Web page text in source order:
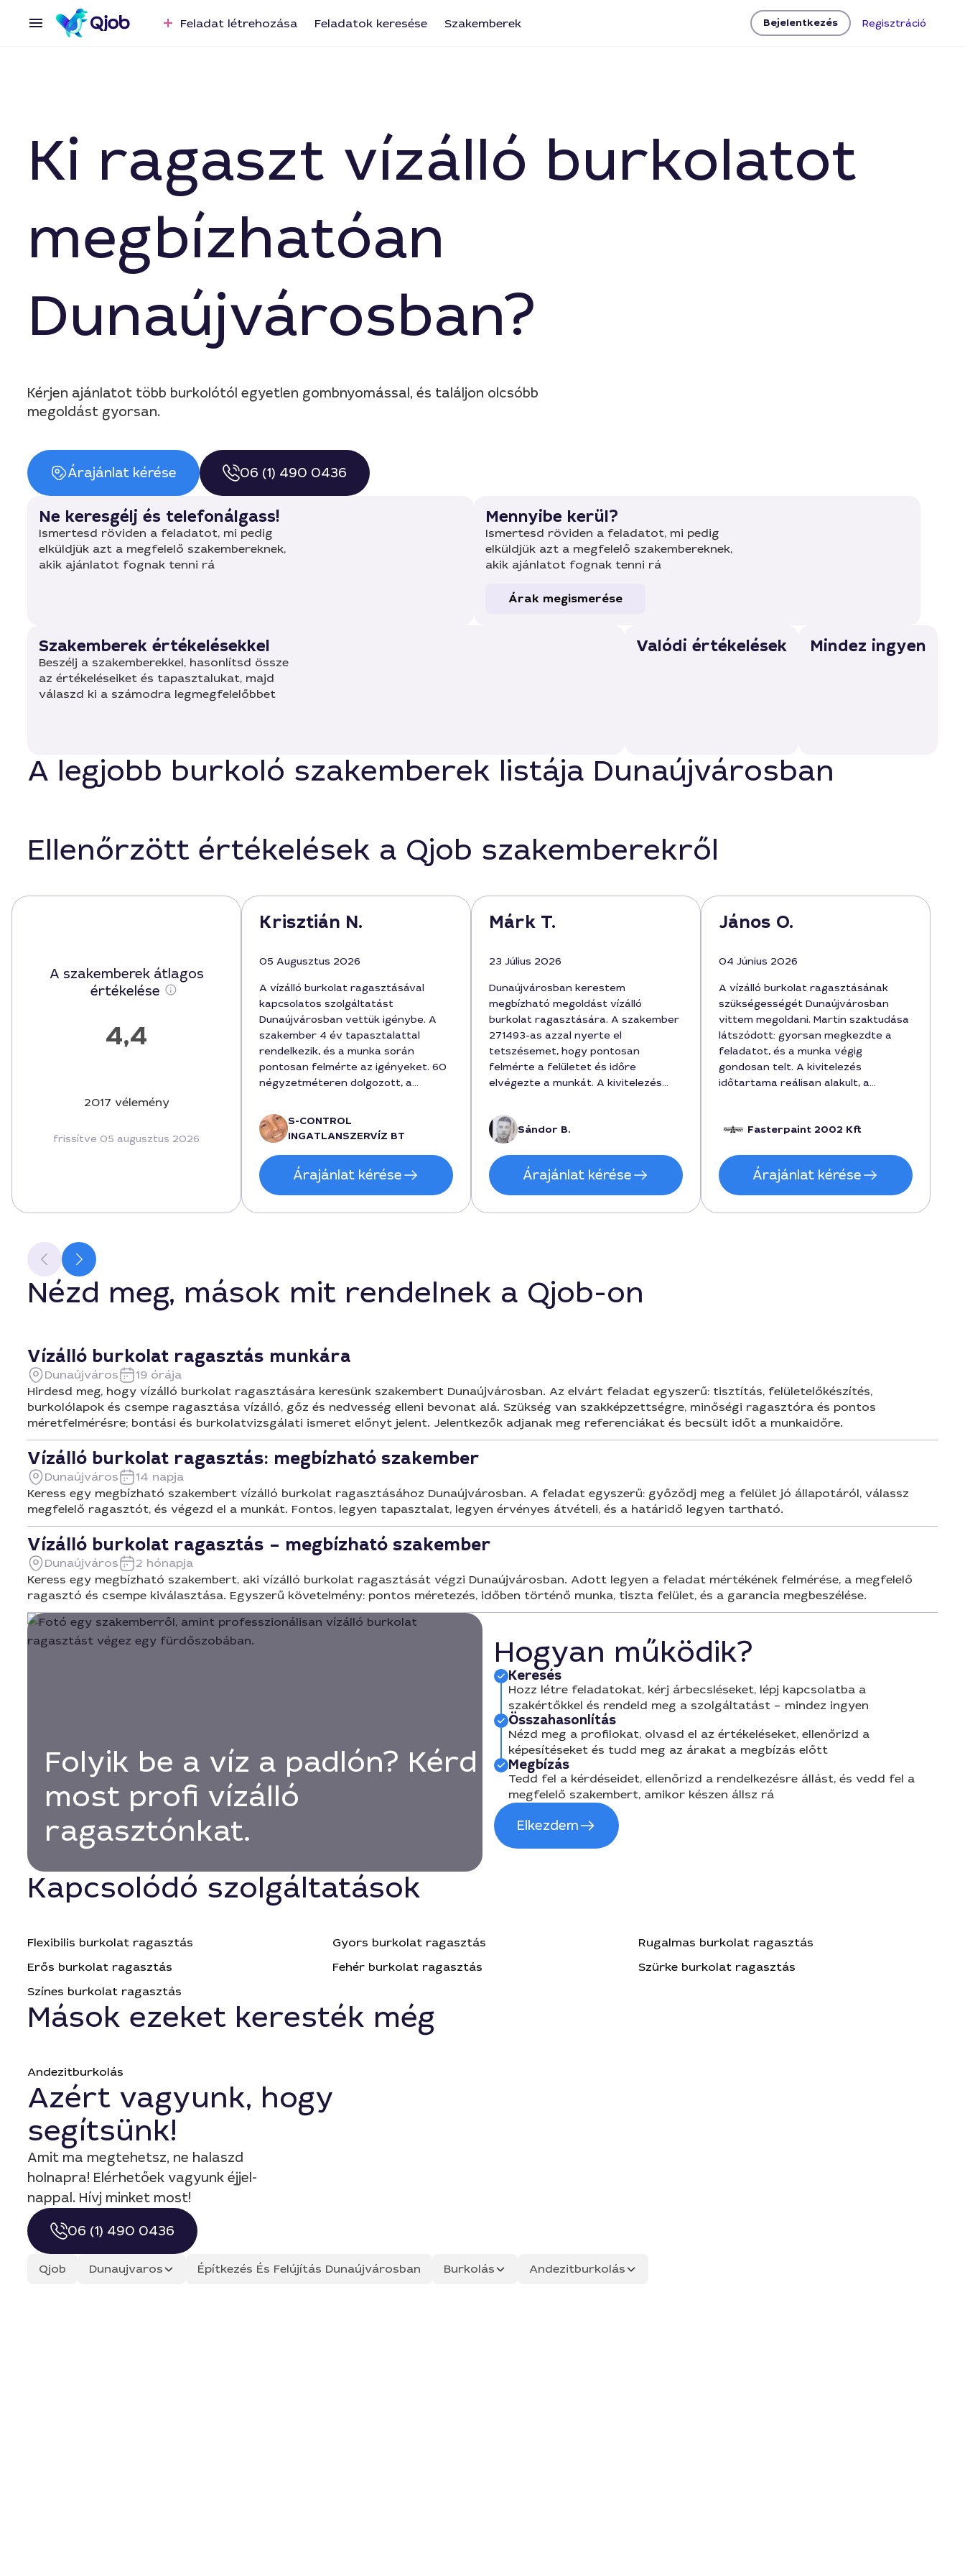
Feladat létrehozása Feladatok keresése Szakemberek Bejelentkezés Regisztráció
Ki ragaszt vízálló burkolatot
megbízhatóan
Dunaújvárosban?
Kérjen ajánlatot több burkolótól egyetlen gombnyomással, és találjon olcsóbb
megoldást gyorsan.
Árajánlat kérése 06 (1) 490 0436
Ne keresgélj és telefonálgass!
Ismertesd röviden a feladatot, mi pedig
elküldjük azt a megfelelő szakembereknek,
akik ajánlatot fognak tenni rá
Mennyibe kerül?
Ismertesd röviden a feladatot, mi pedig
elküldjük azt a megfelelő szakembereknek,
akik ajánlatot fognak tenni rá
Árak megismerése
Szakemberek értékelésekkel
Beszélj a szakemberekkel, hasonlítsd össze
az értékeléseiket és tapasztalukat, majd
válaszd ki a számodra legmegfelelőbbet
Valódi értékelések Mindez ingyen
A legjobb burkoló szakemberek listája Dunaújvárosban
Ellenőrzött értékelések a Qjob szakemberekről
A szakemberek átlagos
értékelése
4,4
2017 vélemény
frissítve 05 augusztus 2026
Krisztián N.
05 Augusztus 2026
A vízálló burkolat ragasztásával
kapcsolatos szolgáltatást
Dunaújvárosban vettük igénybe. A
szakember 4 év tapasztalattal
rendelkezik, és a munka során
pontosan felmérte az igényeket. 60
négyzetméteren dolgozott, a
amely tartalmazta az
anyagköltséget és a munkát is. Az
eredmény clean, szinte
észrevehetetlen élek és szoros
illeszkedés jellemzi. Korrekt ár-érték
arány, és a kommunikáció is
S-CONTROL
INGATLANSZERVÍZ BT
Árajánlat kérése
Márk T.
23 Július 2026
Dunaújvárosban kerestem
megbízható megoldást vízálló
burkolat ragasztására. A szakember
271493-as azzal nyerte el
tetszésemet, hogy pontosan
felmérte a felületet és időre
elvégezte a munkát. A kivitelezés
vártnál gyorsabban haladt, és a
végeredmény teljesen száraz
maradt. Sokat számított a
tanácsosság és a tisztelet a
munkafolyamat során.
Sándor B.
Árajánlat kérése
János O.
04 Június 2026
A vízálló burkolat ragasztásának
szükségességét Dunaújvárosban
vittem megoldani. Martin szaktudása
látszódott: gyorsan megkezdte a
feladatot, és a munka végig
gondosan telt. A kivitelezés
időtartama reálisan alakult, a
de pontos számlát adtak, amit
mindazoknak, akik megbízható
szakembert keresnek a vízálló
burkolat ragasztásához
Fasterpaint 2002 Kft
Árajánlat kérése
Nézd meg, mások mit rendelnek a Qjob-on
Vízálló burkolat ragasztás munkára
Dunaújváros
19 órája
Hirdesd meg, hogy vízálló burkolat ragasztására keresünk szakembert Dunaújvárosban. Az elvárt feladat egyszerű: tisztítás, felületelőkészítés,
burkolólapok és csempe ragasztása vízálló, gőz és nedvesség elleni bevonat alá. Szükség van szakképzettségre, minőségi ragasztóra és pontos
méretfelmérésre; bontási és burkolatvizsgálati ismeret előnyt jelent. Jelentkezők adjanak meg referenciákat és becsült időt a munkaidőre.
Vízálló burkolat ragasztás: megbízható szakember
Dunaújváros
14 napja
Keress egy megbízható szakembert vízálló burkolat ragasztásához Dunaújvárosban. A feladat egyszerű: győződj meg a felület jó állapotáról, válassz
megfelelő ragasztót, és végezd el a munkát. Fontos, legyen tapasztalat, legyen érvényes átvételi, és a határidő legyen tartható.
Vízálló burkolat ragasztás – megbízható szakember
Dunaújváros
2 hónapja
Keress egy megbízható szakembert, aki vízálló burkolat ragasztását végzi Dunaújvárosban. Adott legyen a feladat mértékének felmérése, a megfelelő
ragasztó és csempe kiválasztása. Egyszerű követelmény: pontos méretezés, időben történő munka, tiszta felület, és a garancia megbeszélése.
Folyik be a víz a padlón? Kérd
most profi vízálló
ragasztónkat.
Hogyan működik?
Keresés
Hozz létre feladatokat, kérj árbecsléseket, lépj kapcsolatba a
szakértőkkel és rendeld meg a szolgáltatást – mindez ingyen
Összahasonlítás
Nézd meg a profilokat, olvasd el az értékeléseket, ellenőrizd a
képesítéseket és tudd meg az árakat a megbízás előtt
Megbízás
Tedd fel a kérdéseidet, ellenőrizd a rendelkezésre állást, és vedd fel a
megfelelő szakembert, amikor készen állsz rá
Elkezdem
Kapcsolódó szolgáltatások
Flexibilis burkolat ragasztás Gyors burkolat ragasztás
Rugalmas burkolat ragasztás
Erős burkolat ragasztás
Fehér burkolat ragasztás
Szürke burkolat ragasztás
Színes burkolat ragasztás
Mások ezeket keresték még
Andezitburkolás
Azért vagyunk, hogy
segítsünk!
Amit ma megtehetsz, ne halaszd
holnapra! Elérhetőek vagyunk éjjel-
nappal. Hívj minket most!
06 (1) 490 0436
Qjob Dunaujvaros Építkezés És Felújítás Dunaújvárosban Burkolás Andezitburkolás